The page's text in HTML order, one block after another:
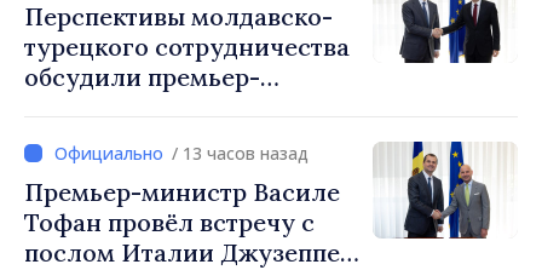
Перспективы молдавско-
турецкого сотрудничества
обсудили премьер-
посол Турции Уйгар
Мустафа Сертел/ 13 часов назад
Премьер-министр Василе
Тофан провёл встречу с
послом Италии Джузеппе